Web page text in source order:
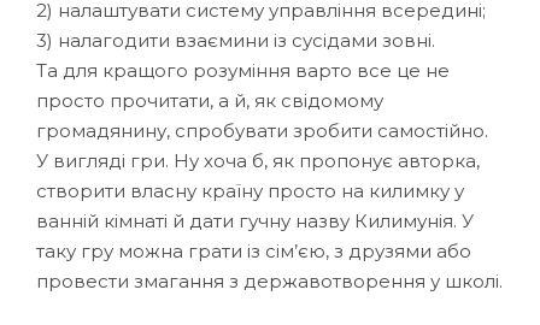
2) налаштувати систему управління всередині;
3) налагодити взаємини із сусідами зовні.
Та для кращого розуміння варто все це не
просто прочитати, а й, як свідомому
громадянину, спробувати зробити самостійно.
У вигляді гри. Ну хоча б, як пропонує авторка,
створити власну країну просто на килимку у
ванній кімнаті й дати гучну назву Килимунія. У
таку гру можна грати із сім’єю, з друзями або
провести змагання з державотворення у школі.